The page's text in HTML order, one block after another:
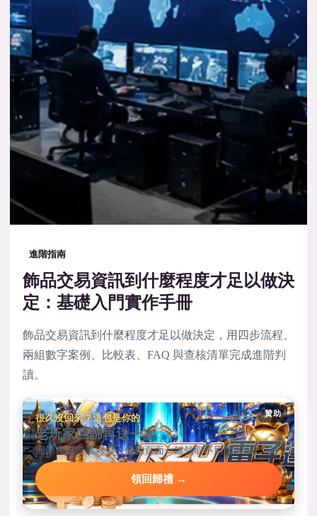
進階指南
飾品交易資訊到什麼程度才足以做決
定：基礎入門實作手冊
飾品交易資訊到什麼程度才足以做決定，用四步流程、
兩組數字案例、比較表、FAQ 與查核清單完成進階判
讀。
贊助
很久沒回來？這包是你的
老玩家回歸再送一次
回鍋會員專屬彩金，優惠頁面一鍵領取不用問客服。
領回歸禮 →